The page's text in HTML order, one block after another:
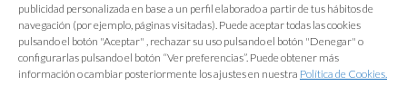
publicidad personalizada en base a un perfil elaborado a partir de tus hábitos de
navegación (por ejemplo, páginas visitadas). Puede aceptar todas las cookies
pulsando el botón "Aceptar" , rechazar su uso pulsando el botón "Denegar" o
configurarlas pulsando el botón “Ver preferencias”. Puede obtener más
información o cambiar posteriormente los ajustes en nuestra Política de Cookies.
E-mail *
Acepto lostérminos y condiciones de uso